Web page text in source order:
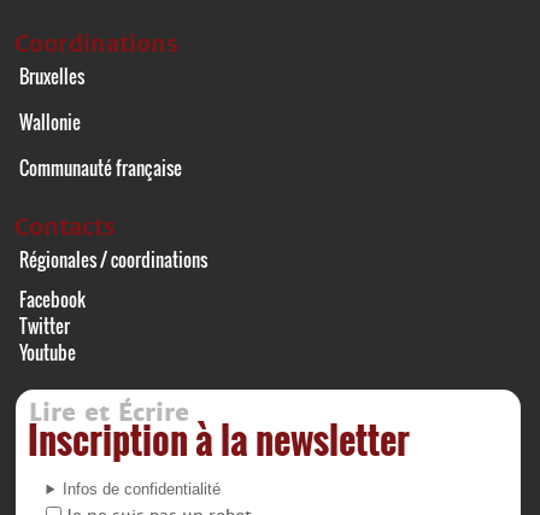
Coordinations
Bruxelles
Wallonie
Communauté française
Contacts
Régionales / coordinations
Facebook
Twitter
Youtube
Lire et Écrire
Inscription à la newsletter
Infos de confidentialité